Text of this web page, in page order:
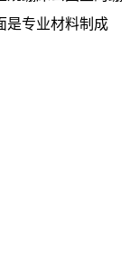
是专业材料制成